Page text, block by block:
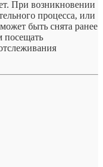
При возникновении
процесса, или
быть снята ранее
посещать